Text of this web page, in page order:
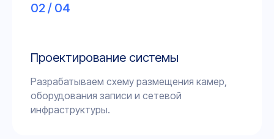
02 / 04
Проектирование системы
Разрабатываем схему размещения камер,
оборудования записи и сетевой
инфраструктуры.